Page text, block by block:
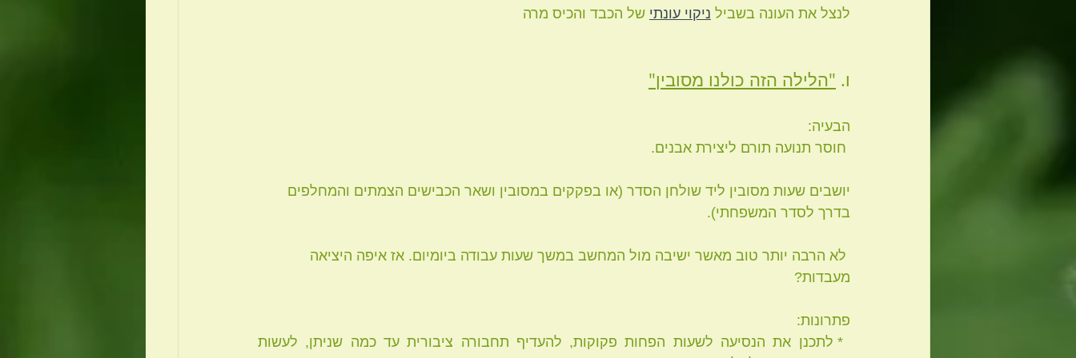
לנצל את העונה בשביל ניקוי עונתי של הכבד והכיס מרה
ו. "הלילה הזה כולנו מסובין"
הבעיה:
יושבים שעות מסובין ליד שולחן הסדר (או בפקקים במסובין ושאר הכבישים הצמתים והמחלפים
בדרך לסדר המשפחתי).
לא הרבה יותר טוב מאשר ישיבה מול המחשב במשך שעות עבודה ביומיום. אז איפה היציאה
מעבדות?
פתרונות: